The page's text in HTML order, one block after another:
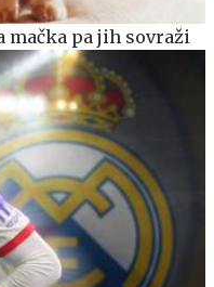
mačka pa jih sovraži